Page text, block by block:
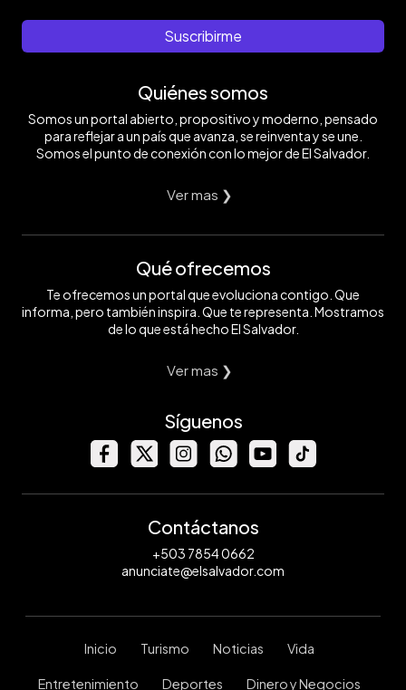
Suscribirme
Quiénes somos
Somos un portal abierto, propositivo y moderno, pensado
para reflejar a un país que avanza, se reinventa y se une.
Somos el punto de conexión con lo mejor de El Salvador.
Ver mas ❯
Qué ofrecemos
Te ofrecemos un portal que evoluciona contigo. Que
informa, pero también inspira. Que te representa. Mostramos
de lo que está hecho El Salvador.
Ver mas ❯
Síguenos
Contáctanos
+503 7854 0662
anunciate@elsalvador.com
Inicio Turismo Noticias Vida
Entretenimiento Deportes Dinero y Negocios